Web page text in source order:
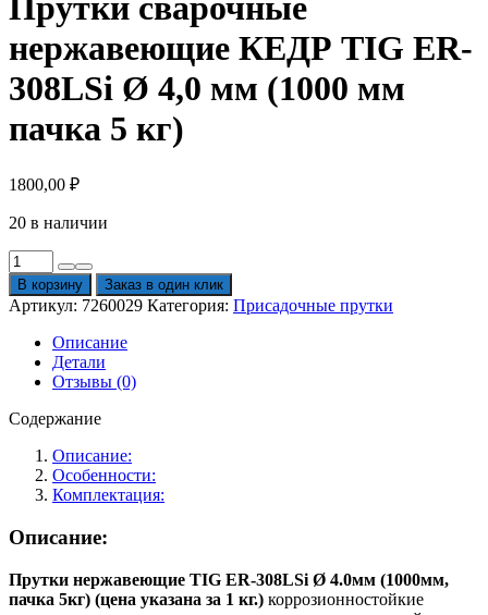
нержавеющие КЕДР TIG ER-
308LSi Ø 4,0 мм (1000 мм
пачка 5 кг)
1800,00 ₽
20 в наличии
Количество
товара
Прутки
сварочные
нержавеющие
КЕДР
TIG
308LSi
(1000
пачка
кг)
В корзину Заказ в один клик
Артикул: 7260029 Категория: Присадочные прутки
Описание
Детали
Отзывы (0)
Содержание
Описание:
Особенности:
Комплектация:
Описание:
Прутки нержавеющие TIG ER-308LSi Ø 4.0мм (1000мм,
пачка 5кг) (цена указана за 1 кг.) коррозионностойкие